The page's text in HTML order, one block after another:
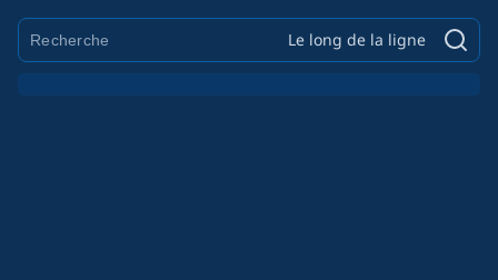
Le long de la ligne